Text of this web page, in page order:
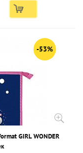
-53%
GIRL WONDER